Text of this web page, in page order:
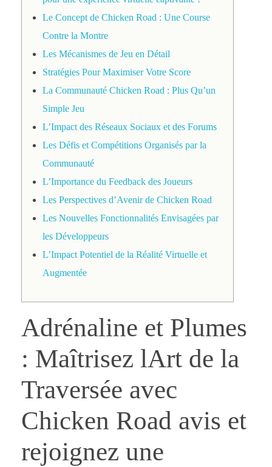
Le Concept de Chicken Road : Une Course
Contre la Montre
Les Mécanismes de Jeu en Détail
Stratégies Pour Maximiser Votre Score
La Communauté Chicken Road : Plus Qu’un
Simple Jeu
L’Impact des Réseaux Sociaux et des Forums
Les Défis et Compétitions Organisés par la
Communauté
L’Importance du Feedback des Joueurs
Les Perspectives d’Avenir de Chicken Road
Les Nouvelles Fonctionnalités Envisagées par
les Développeurs
L’Impact Potentiel de la Réalité Virtuelle et
Augmentée
Adrénaline et Plumes
: Maîtrisez lArt de la
Traversée avec
Chicken Road avis et
rejoignez une